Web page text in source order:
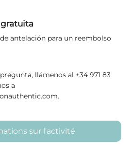
antelación para un reembolso
llámenos al +34 971 83
a
sur l'activité